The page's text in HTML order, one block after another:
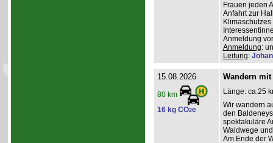
Frauen jeden
Anfahrt zur
Anmeldung
Anmeldung:
Leitung:
15.08.2026
80 km
16 kg CO2e
Wandern
Länge: ca.25
Wir wandern
den
spektakuläre
Waldwege
Am Ende der